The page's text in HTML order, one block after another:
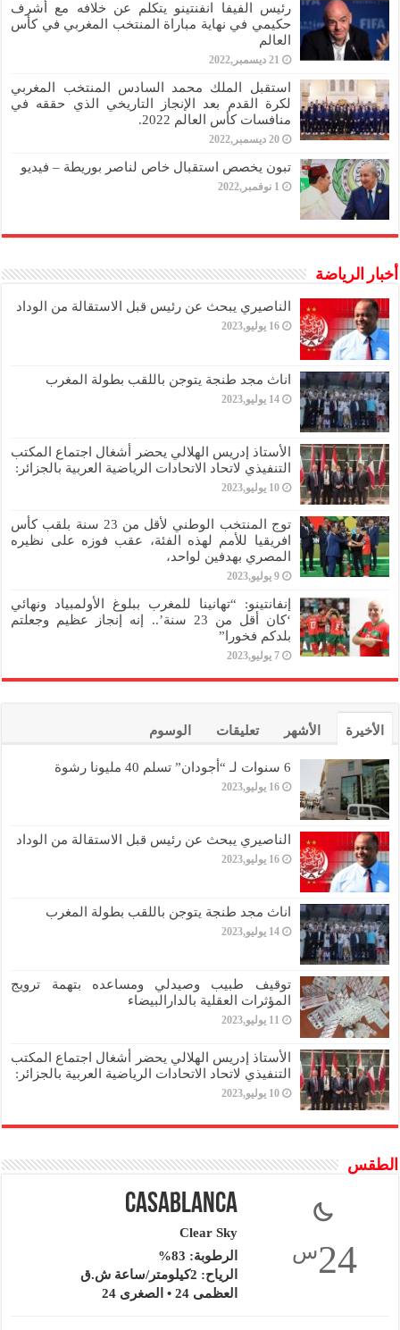
رئيس الفيفا انفنتينو يتكلم عن خلافه مع أشرف
حكيمي في نهاية مباراة المنتخب المغربي في كأس
العالم
21 ديسمبر,2022
استقبل الملك محمد السادس المنتخب المغربي
لكرة القدم بعد الإنجاز التاريخي الذي حققه في
منافسات كأس العالم 2022.
20 ديسمبر,2022
تبون يخصص استقبال خاص لناصر بوريطة – فيديو
1 نوفمبر,2022
أخبار الرياضة
الناصيري يبحث عن رئيس قبل الاستقالة من الوداد
16 يوليو,2023
اناث مجد طنجة يتوجن باللقب بطولة المغرب
14 يوليو,2023
الأستاذ إدريس الهلالي يحضر أشغال اجتماع المكتب
التنفيذي لاتحاد الاتحادات الرياضية العربية بالجزائر:
10 يوليو,2023
توج المنتخب الوطني لأقل من 23 سنة بلقب كأس
افريقيا للأمم لهذه الفئة، عقب فوزه على نظيره
المصري بهدفين لواحد،
9 يوليو,2023
إنفانتينو: “تهانينا للمغرب ببلوغ الأولمبياد ونهائي
‘كان أقل من 23 سنة’.. إنه إنجاز عظيم وجعلتم
بلدكم فخورا”
7 يوليو,2023
الأخيرة الأشهر تعليقات الوسوم
6 سنوات لـ “أجودان” تسلم 40 مليونا رشوة
16 يوليو,2023
الناصيري يبحث عن رئيس قبل الاستقالة من الوداد
16 يوليو,2023
اناث مجد طنجة يتوجن باللقب بطولة المغرب
14 يوليو,2023
توقيف طبيب وصيدلي ومساعده بتهمة ترويج
المؤثرات العقلية بالدارالبيضاء
11 يوليو,2023
الأستاذ إدريس الهلالي يحضر أشغال اجتماع المكتب
التنفيذي لاتحاد الاتحادات الرياضية العربية بالجزائر:
10 يوليو,2023
الطقس
24س
Casablanca
Clear Sky
الرطوبة: 83%
الرياح: 2كيلومتر/ساعة ش.ق
العظمى 24 • الصغرى 24